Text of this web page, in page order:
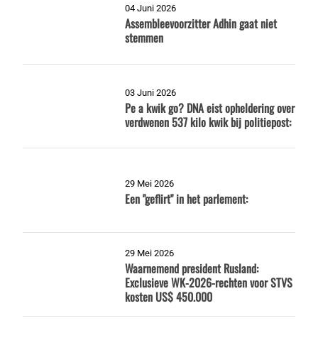
04 Juni 2026
Assembleevoorzitter Adhin gaat niet
stemmen
03 Juni 2026
Pe a kwik go? DNA eist opheldering over
verdwenen 537 kilo kwik bij politiepost:
29 Mei 2026
Een "geflirt" in het parlement:
29 Mei 2026
Waarnemend president Rusland:
Exclusieve WK-2026-rechten voor STVS
kosten US$ 450.000